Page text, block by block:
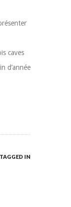
caves
d’année
TAGGED IN